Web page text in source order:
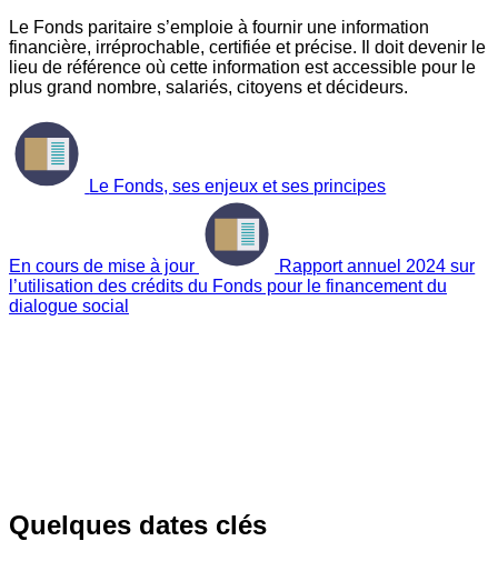
Le Fonds paritaire s’emploie à fournir une information
financière, irréprochable, certifiée et précise. Il doit devenir le
lieu de référence où cette information est accessible pour le
plus grand nombre, salariés, citoyens et décideurs.
Le Fonds, ses enjeux et ses principes
En cours de mise à jour
Rapport annuel 2024 sur
l’utilisation des crédits du Fonds pour le financement du
dialogue social
Quelques dates clés